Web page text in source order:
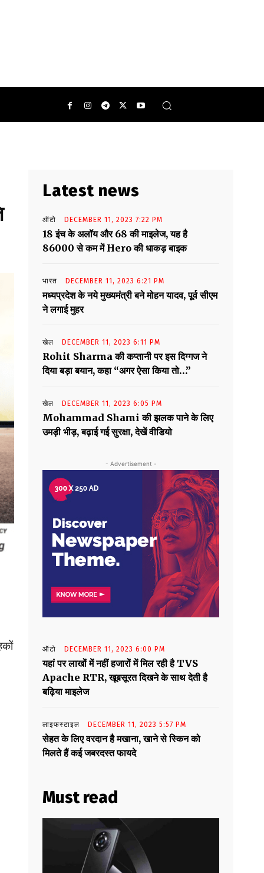
Latest news
ऑटो DECEMBER 11, 2023 7:22 PM
18 इंच के अलॉय और 68 की माइलेज, यह है
86000 से कम में Hero की धाकड़ बाइक
भारत DECEMBER 11, 2023 6:21 PM
मध्यप्रदेश के नये मुख्यमंत्री बने मोहन यादव, पूर्व सीएम
ने लगाई मुहर
खेल DECEMBER 11, 2023 6:11 PM
Rohit Sharma की कप्तानी पर इस दिग्गज ने
दिया बड़ा बयान, कहा “अगर ऐसा किया तो…”
खेल DECEMBER 11, 2023 6:05 PM
Mohammad Shami की झलक पाने के लिए
उमड़ी भीड़, बढ़ाई गई सुरक्षा, देखें वीडियो
- Advertisement -
ऑटो DECEMBER 11, 2023 6:00 PM
यहां पर लाखों में नहीं हजारों में मिल रही है TVS
Apache RTR, खूबसूरत दिखने के साथ देती है
बढ़िया माइलेज
लाइफस्टाइल DECEMBER 11, 2023 5:57 PM
सेहत के लिए वरदान है मखाना, खाने से स्किन को
मिलते हैं कई जबरदस्त फायदे
Must read